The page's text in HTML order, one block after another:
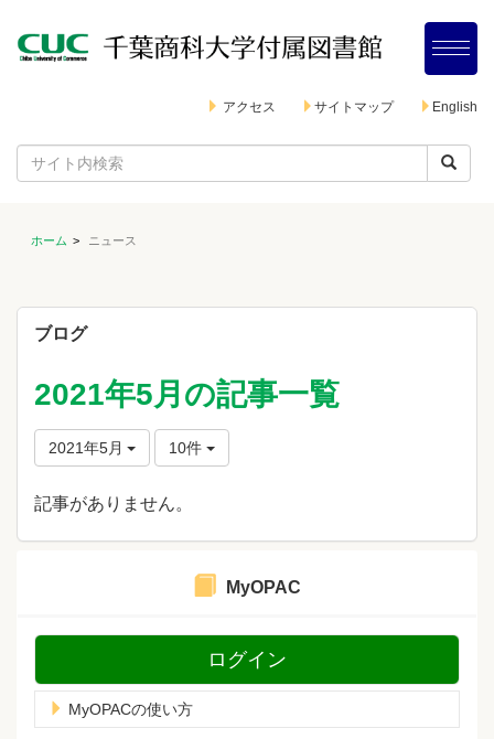
アクセス サイトマップ English
ホーム ニュース
ブログ
2021年5月の記事一覧
2021年5月 10件
記事がありません。
MyOPAC
ログイン
MyOPACの使い方